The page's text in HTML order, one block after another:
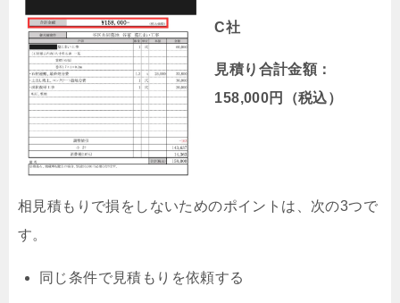
C社
見積り合計金額：
158,000円（税込）
相見積もりで損をしないためのポイントは、次の3つで
す。
同じ条件で見積もりを依頼する